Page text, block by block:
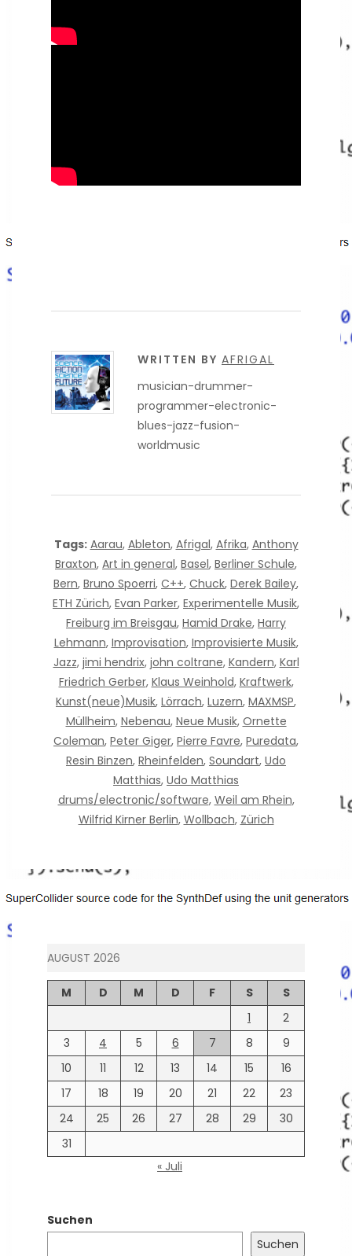
WRITTEN BY AFRIGAL
musician-drummer-
programmer-electronic-
blues-jazz-fusion-
worldmusic
Tags: Aarau, Ableton, Afrigal, Afrika, Anthony
Braxton, Art in general, Basel, Berliner Schule,
Bern, Bruno Spoerri, C++, Chuck, Derek Bailey,
ETH Zürich, Evan Parker, Experimentelle Musik,
Freiburg im Breisgau, Hamid Drake, Harry
Lehmann, Improvisation, Improvisierte Musik,
Jazz, jimi hendrix, john coltrane, Kandern, Karl
Friedrich Gerber, Klaus Weinhold, Kraftwerk,
Kunst(neue)Musik, Lörrach, Luzern, MAXMSP,
Müllheim, Nebenau, Neue Musik, Ornette
Coleman, Peter Giger, Pierre Favre, Puredata,
Resin Binzen, Rheinfelden, Soundart, Udo
Matthias, Udo Matthias
drums/electronic/software, Weil am Rhein,
Wilfrid Kirner Berlin, Wollbach, Zürich
AUGUST 2026
M D M D F S
S
1
2
3
4 5 6 7 8
9
10
11 12 13 14 15
16
17
18 19 20 21 22
23
24
25 26 27 28 29
30
31
« Juli
Suchen
Suchen